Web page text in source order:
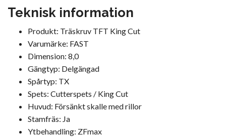
Teknisk information
Produkt: Träskruv TFT King Cut
Varumärke: FAST
Dimension: 8,0
Gängtyp: Delgängad
Spårtyp: TX
Spets: Cutterspets / King Cut
Huvud: Försänkt skalle med rillor
Stamfräs: Ja
Ytbehandling: ZFmax